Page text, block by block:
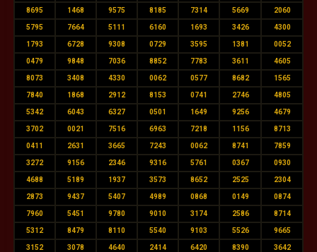
8695 1468 9575 8185 7314 5669 2060
5795 7664 5111 6160 1693 3426 4300
1793 6728 9308 0729 3595 1381 0052
0479 9848 7036 8852 7783 3611 4605
8073 3408 4330 0062 0577 8682 1565
7840 1868 2912 8153 0741 2746 4805
5342 6043 6327 0501 1649 9256 4679
3702 0021 7516 6963 7218 1156 8713
0411 2631 3665 7243 0062 8741 7859
3272 9156 2346 9316 5761 0367 0930
4688 5189 1937 3573 8652 2525 2304
2873 9437 5407 4989 0868 0149 0874
7960 5451 9780 9010 3174 2586 8714
5312 8479 8110 5540 9103 5526 9665
3152 3078 4640 2414 6420 8390 3642